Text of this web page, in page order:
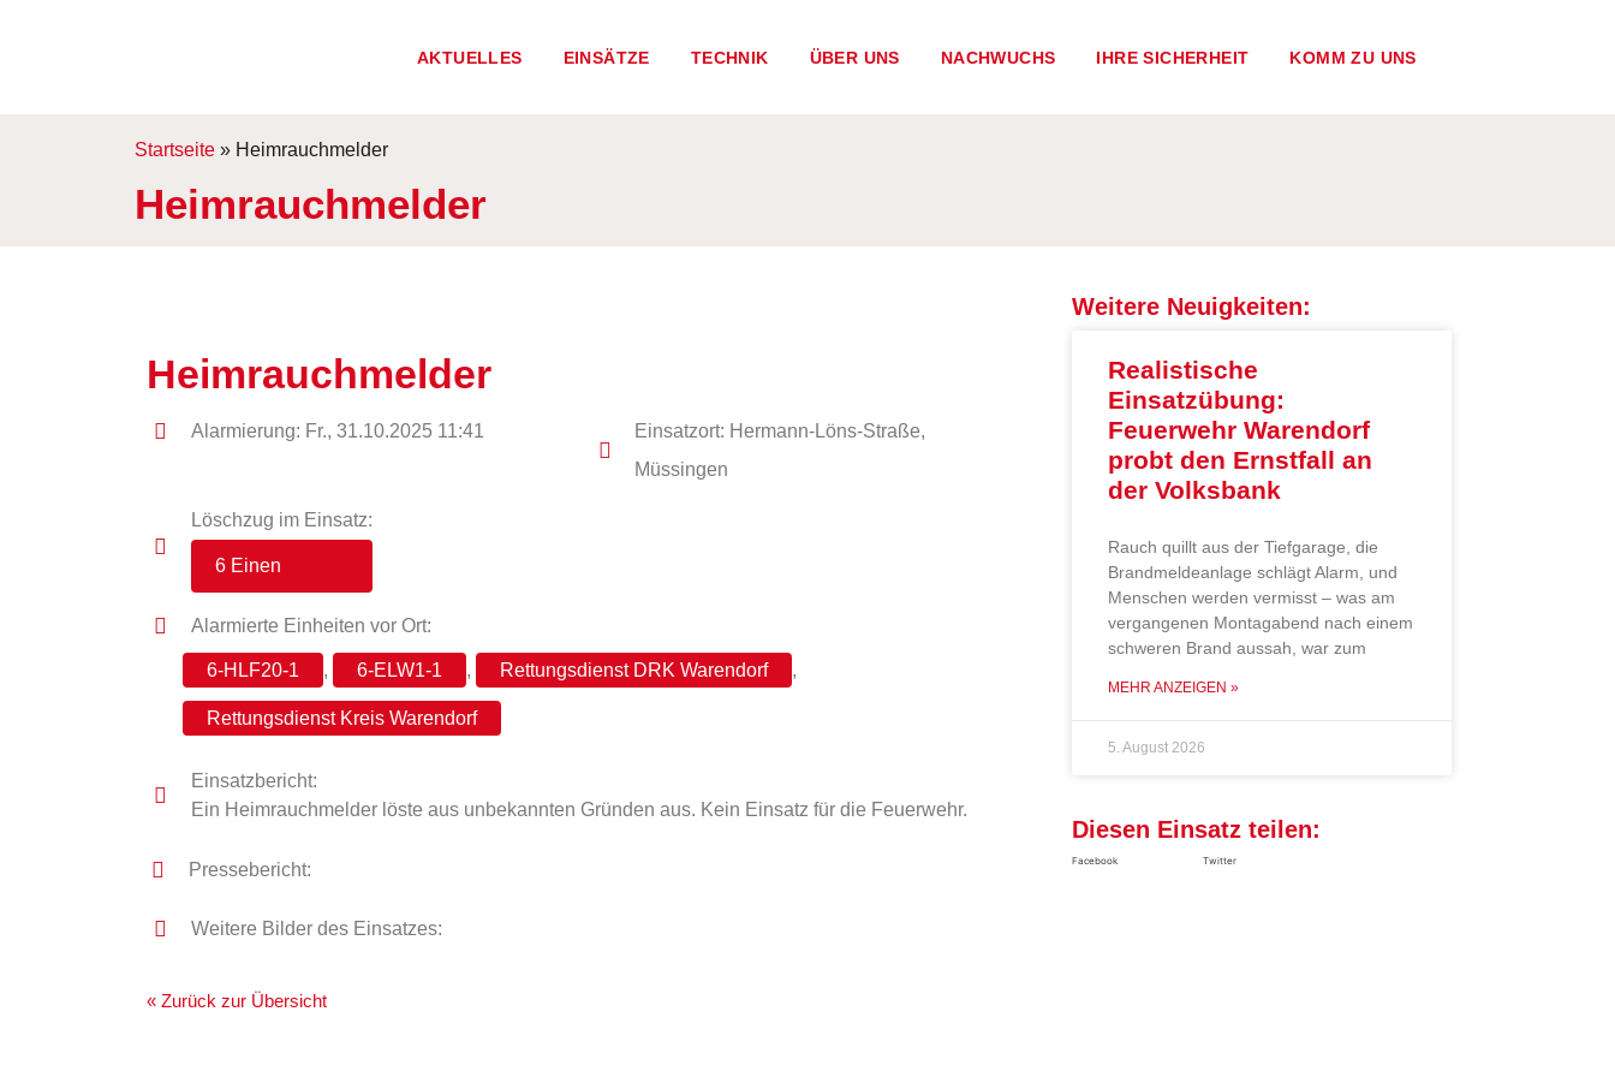
AKTUELLES EINSÄTZE TECHNIK ÜBER UNS NACHWUCHS IHRE SICHERHEIT KOMM ZU UNS
Startseite » Heimrauchmelder
Heimrauchmelder
Heimrauchmelder
Alarmierung: Fr., 31.10.2025 11:41
Einsatzort: Hermann-Löns-Straße,
Müssingen
Löschzug im Einsatz:
6 Einen
Alarmierte Einheiten vor Ort:
6-HLF20-1 , 6-ELW1-1 , Rettungsdienst DRK Warendorf ,
Rettungsdienst Kreis Warendorf
Einsatzbericht:
Ein Heimrauchmelder löste aus unbekannten Gründen aus. Kein Einsatz für die Feuerwehr.
Pressebericht:
Weitere Bilder des Einsatzes:
« Zurück zur Übersicht
Weitere Neuigkeiten:
Realistische
Einsatzübung:
Feuerwehr Warendorf
probt den Ernstfall an
der Volksbank
Rauch quillt aus der Tiefgarage, die
Brandmeldeanlage schlägt Alarm, und
Menschen werden vermisst – was am
vergangenen Montagabend nach einem
schweren Brand aussah, war zum
MEHR ANZEIGEN »
5. August 2026
Diesen Einsatz teilen:
Facebook Twitter